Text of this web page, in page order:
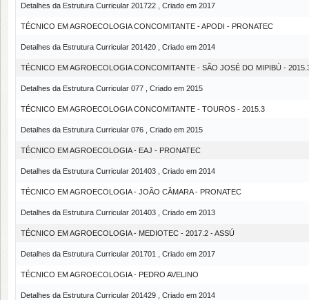
Detalhes da Estrutura Curricular 201722 , Criado em 2017
TÉCNICO EM AGROECOLOGIA CONCOMITANTE - APODI - PRONATEC
Detalhes da Estrutura Curricular 201420 , Criado em 2014
TÉCNICO EM AGROECOLOGIA CONCOMITANTE - SÃO JOSÉ DO MIPIBÚ -
Detalhes da Estrutura Curricular 077 , Criado em 2015
TÉCNICO EM AGROECOLOGIA CONCOMITANTE - TOUROS - 2015.3
Detalhes da Estrutura Curricular 076 , Criado em 2015
TÉCNICO EM AGROECOLOGIA - EAJ - PRONATEC
Detalhes da Estrutura Curricular 201403 , Criado em 2014
TÉCNICO EM AGROECOLOGIA - JOÃO CÂMARA - PRONATEC
Detalhes da Estrutura Curricular 201403 , Criado em 2013
TÉCNICO EM AGROECOLOGIA - MEDIOTEC - 2017.2 - ASSÚ
Detalhes da Estrutura Curricular 201701 , Criado em 2017
TÉCNICO EM AGROECOLOGIA - PEDRO AVELINO
Detalhes da Estrutura Curricular 201429 , Criado em 2014